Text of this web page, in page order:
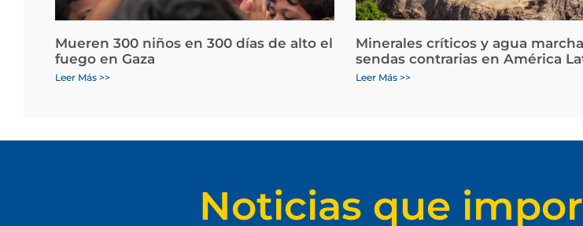
Mueren 300 niños en 300 días de alto el
fuego en Gaza
Leer Más >>
Minerales críticos y agua
sendas contrarias en América
Leer Más >>
Noticias que